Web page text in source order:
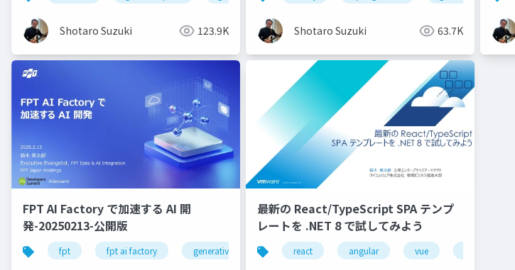
Shotaro Suzuki 123.9K Shotaro Suzuki 63.7K
FPT AI Factory で加速する AI 開
発-20250213-公開版
fpt fpt ai factory generative ai azure google cloud aws
最新の React/TypeScript SPA テンプ
レートを .NET 8 で試してみよう
react angular vue